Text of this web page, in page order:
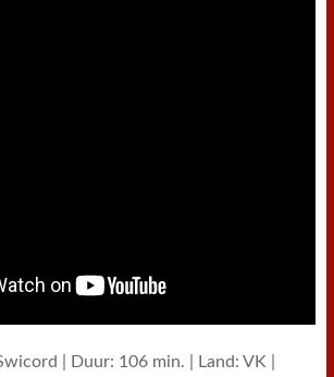
| Duur: 106 min. | Land: VK |